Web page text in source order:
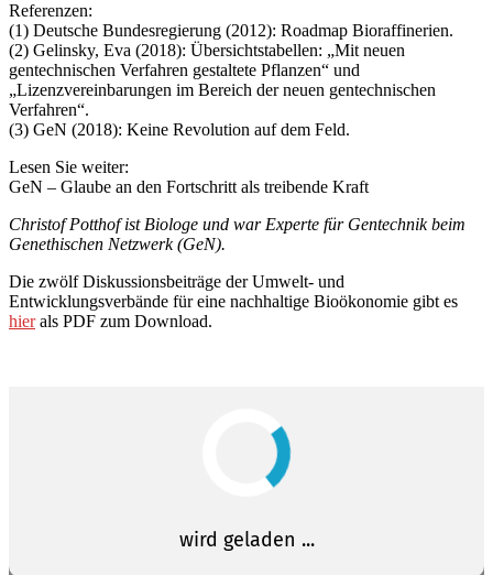
Referenzen:
(1) Deutsche Bundesregierung (2012): Roadmap Bioraffinerien.
(2) Gelinsky, Eva (2018): Übersichtstabellen: „Mit neuen
gentechnischen Verfahren gestaltete Pflanzen“ und
„Lizenzvereinbarungen im Bereich der neuen gentechnischen
Verfahren“.
(3) GeN (2018): Keine Revolution auf dem Feld.
Lesen Sie weiter:
GeN – Glaube an den Fortschritt als treibende Kraft
Christof Potthof ist Biologe und war Experte für Gentechnik beim
Genethischen Netzwerk (GeN).
Die zwölf Diskussionsbeiträge der Umwelt- und
Entwicklungsverbände für eine nachhaltige Bioökonomie gibt es
hierals PDF zum Download.